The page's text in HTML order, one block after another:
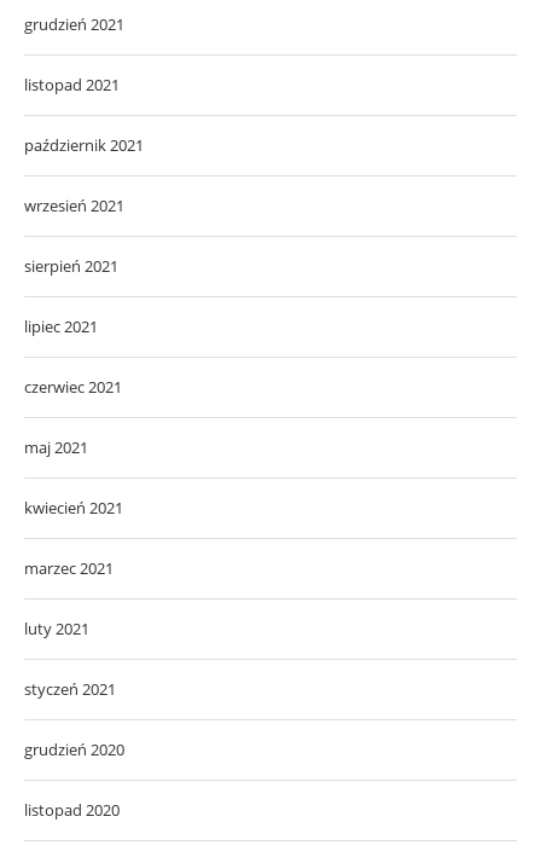
grudzień 2021
listopad 2021
październik 2021
wrzesień 2021
sierpień 2021
lipiec 2021
czerwiec 2021
maj 2021
kwiecień 2021
marzec 2021
luty 2021
styczeń 2021
grudzień 2020
listopad 2020